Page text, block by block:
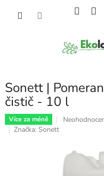
Sonett |
čistič - 10 l
Více za méně
Průměrné
0,0
z
Značka: Sonett